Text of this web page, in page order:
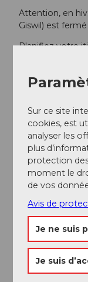
Attention, en
Giswil) est fermé
Planifiez votre
Stationnement
Transports en
Vous pouvez
publics via
De
Sörenberg
Informations
Sörenberg Flühli
Rothornstrasse
CH-6174
Sur ce site
cookies, est
analyser les
plus
protection
moment le
de vos
Avis de
Je ne suis
Je suis